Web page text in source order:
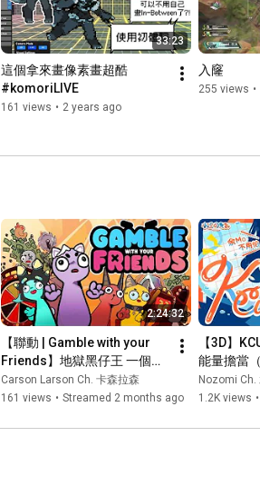
33:23
這個拿來畫像素畫超酷
#komoriLIVE
161 views • 2 years ago
入窿
255 views •
2:24:32
【聯動 | Gamble with your
Friends】地獄黑仔王 一個累
全家 ft. 蜥蜥 / 04 / AnLu​
Carson Larson Ch. 卡森拉森
161 views • Streamed 2 months ago
【3D】
能量擔當
のぞみ ！
Nozomi Ch.
1.2K views •